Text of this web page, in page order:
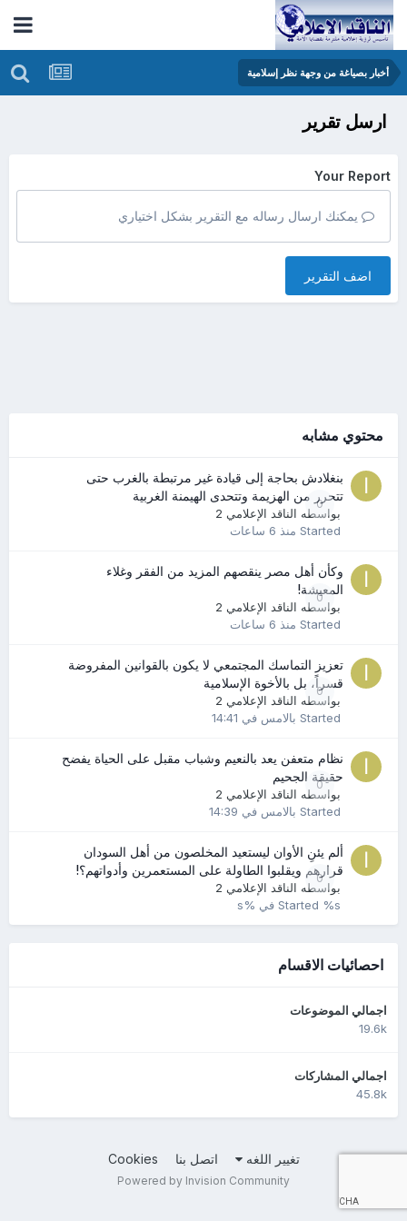
أخبار بصياغة من وجهة نظر إسلامية
ارسل تقرير
Your Report
يمكنك ارسال رساله مع التقرير بشكل اختياري
اضف التقرير
محتوي مشابه
0
بنغلادش بحاجة إلى قيادة غير مرتبطة بالغرب حتى
تتحرر من الهزيمة وتتحدى الهيمنة الغربية
بواسطه الناقد الإعلامي 2
Started منذ 6 ساعات
0
وكأن أهل مصر ينقصهم المزيد من الفقر وغلاء
المعيشة!
بواسطه الناقد الإعلامي 2
Started منذ 6 ساعات
0
تعزيز التماسك المجتمعي لا يكون بالقوانين المفروضة
قسراً، بل بالأخوة الإسلامية
بواسطه الناقد الإعلامي 2
Started بالامس في 14:41
0
نظام متعفن يعد بالنعيم وشباب مقبل على الحياة يفضح
حقيقة الجحيم
بواسطه الناقد الإعلامي 2
Started بالامس في 14:39
0
ألم يئنِ الأوان ليستعيد المخلصون من أهل السودان
قرارهم ويقلبوا الطاولة على المستعمرين وأدواتهم؟!
بواسطه الناقد الإعلامي 2
Started%s في %s
احصائيات الاقسام
اجمالي الموضوعات
19.6k
اجمالي المشاركات
45.8k
تغيير اللغه اتصل بنا Cookies
Powered by Invision Community